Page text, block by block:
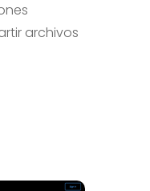
archivos